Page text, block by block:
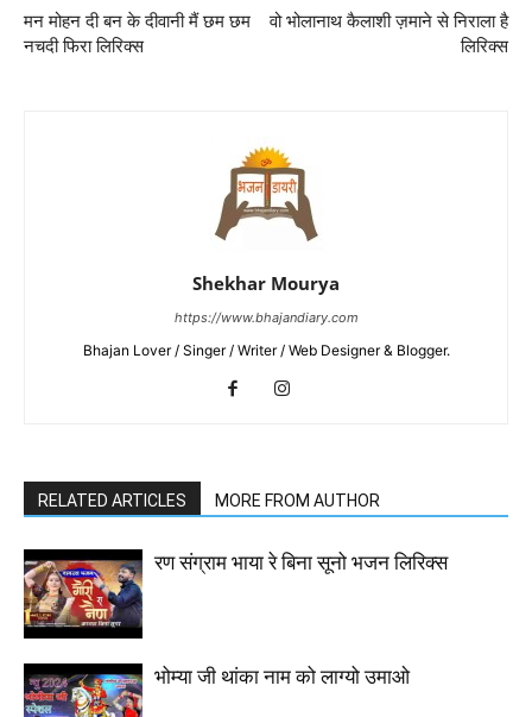
मन मोहन दी बन के दीवानी मैं छम छम
नचदी फिरा लिरिक्स
वो भोलानाथ कैलाशी ज़माने से निराला है
लिरिक्स
Shekhar Mourya
https://www.bhajandiary.com
Bhajan Lover / Singer / Writer / Web Designer & Blogger.
RELATED ARTICLES MORE FROM AUTHOR
रण संग्राम भाया रे बिना सूनो भजन लिरिक्स
भोम्या जी थांका नाम को लाग्यो उमाओ